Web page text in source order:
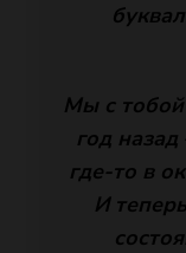
Мы с
год
где-то в
И